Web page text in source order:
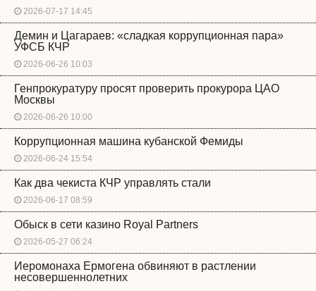
2026-07-17 14:45
Демин и Цагараев: «сладкая коррупционная пара»
УФСБ КЧР
2026-06-26 10:03
Генпрокуратуру просят проверить прокурора ЦАО
Москвы
2026-06-26 10:00
Коррупционная машина кубанской Фемиды
2026-06-24 15:54
Как два чекиста КЧР управлять стали
2026-06-17 08:59
Обыск в сети казино Royal Partners
2026-05-27 06:24
Иеромонаха Ермогена обвиняют в растлении
несовершеннолетних